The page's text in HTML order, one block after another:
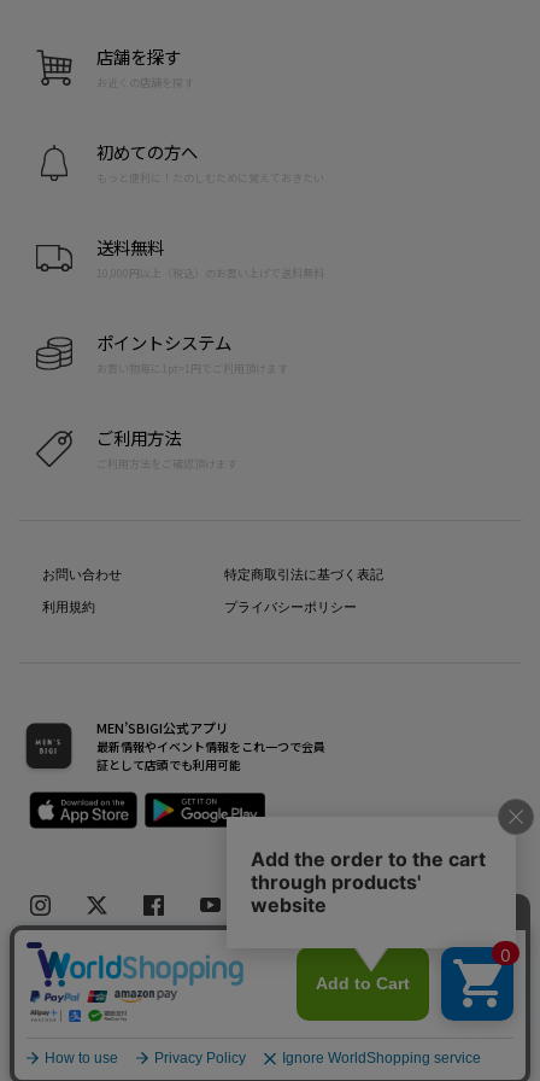
店舗を探す
お近くの店舗を探す
初めての方へ
もっと便利に！たのしむために覚えておきたい
送料無料
10,000円以上（税込）のお買い上げで送料無料
ポイントシステム
お買い物毎に1pt=1円でご利用頂けます
ご利用方法
ご利用方法をご確認頂けます
お問い合わせ
利用規約
特定商取引法に基づく表記
プライバシーポリシー
MEN’SBIGI公式アプリ
最新情報やイベント情報をこれ一つで会員
証として店頭でも利用可能
Copyright(C) Bigi Co.,Ltd.All Rights Reserved.